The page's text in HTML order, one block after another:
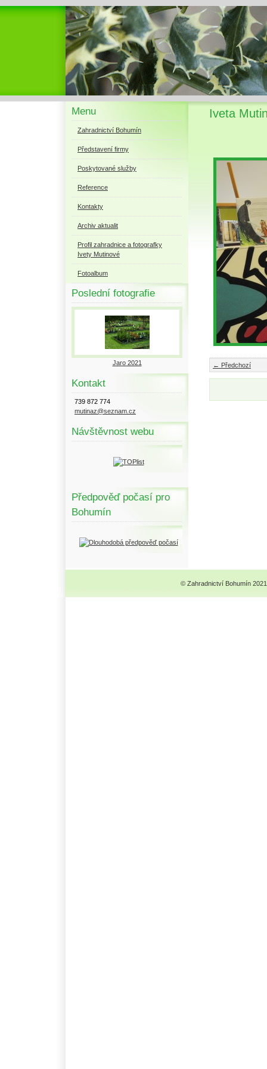
Menu
Zahradnictví Bohumín
Představení firmy
Poskytované služby
Reference
Kontakty
Archiv aktualit
Profil zahradnice a fotografky
Ivety Mutinové
Fotoalbum
Poslední fotografie
Jaro 2021
Kontakt
739 872 774
mutinaz@seznam.cz
Návštěvnost webu
Předpověď počasí pro
Bohumín
Iveta
← Předchozí
© Zahradnictví Bohumín